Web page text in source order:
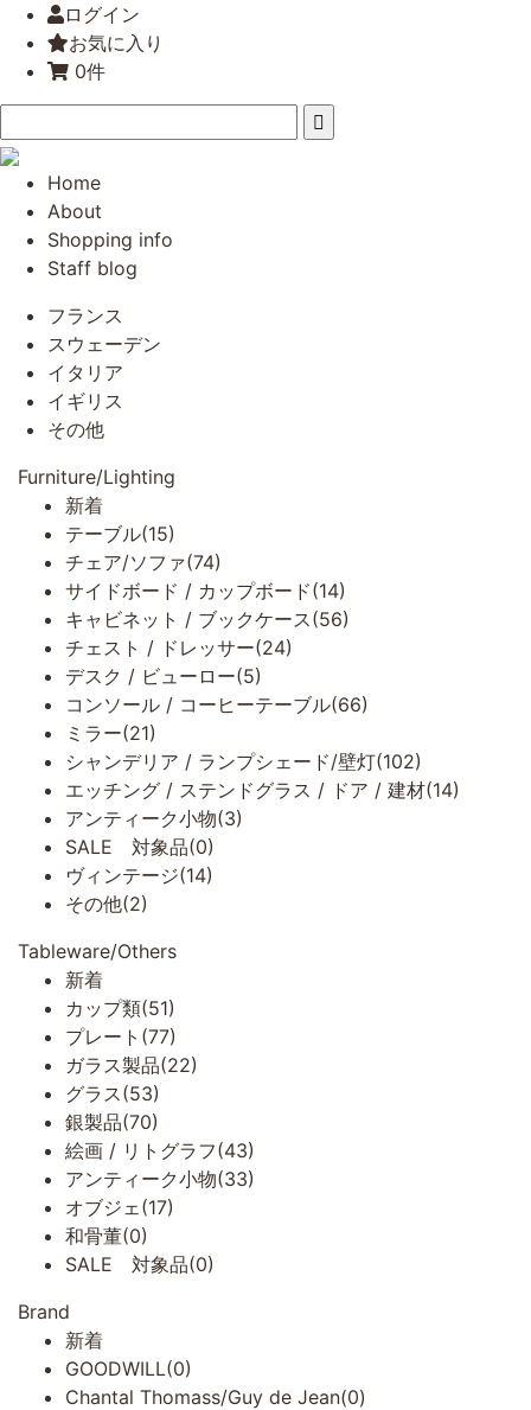
ログイン
お気に入り
0件
Home
About
Shopping info
Staff blog
フランス
スウェーデン
イタリア
イギリス
その他
Furniture/Lighting
新着
テーブル(15)
チェア/ソファ(74)
サイドボード / カップボード(14)
キャビネット / ブックケース(56)
チェスト / ドレッサー(24)
デスク / ビューロー(5)
コンソール / コーヒーテーブル(66)
ミラー(21)
シャンデリア / ランプシェード/壁灯(102)
エッチング / ステンドグラス / ドア / 建材(14)
アンティーク小物(3)
SALE 対象品(0)
ヴィンテージ(14)
その他(2)
Tableware/Others
新着
カップ類(51)
プレート(77)
ガラス製品(22)
グラス(53)
銀製品(70)
絵画 / リトグラフ(43)
アンティーク小物(33)
オブジェ(17)
和骨董(0)
SALE 対象品(0)
Brand
新着
GOODWILL(0)
Chantal Thomass/Guy de Jean(0)